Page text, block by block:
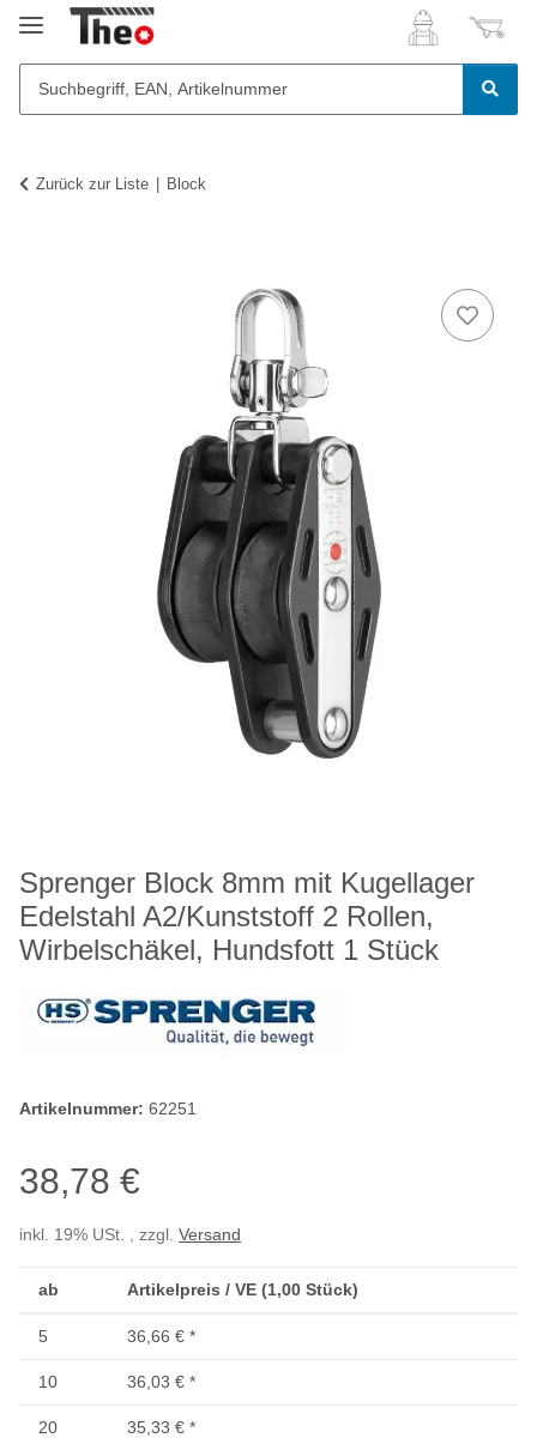
Zurück zur Liste Block
Sprenger Block 8mm mit Kugellager
Edelstahl A2/Kunststoff 2 Rollen,
Wirbelschäkel, Hundsfott 1 Stück
Artikelnummer: 62251
38,78 €
inkl. 19% USt. , zzgl. Versand
ab Artikelpreis / VE (1,00 Stück)
5 36,66 € *
10 36,03 € *
20 35,33 € *